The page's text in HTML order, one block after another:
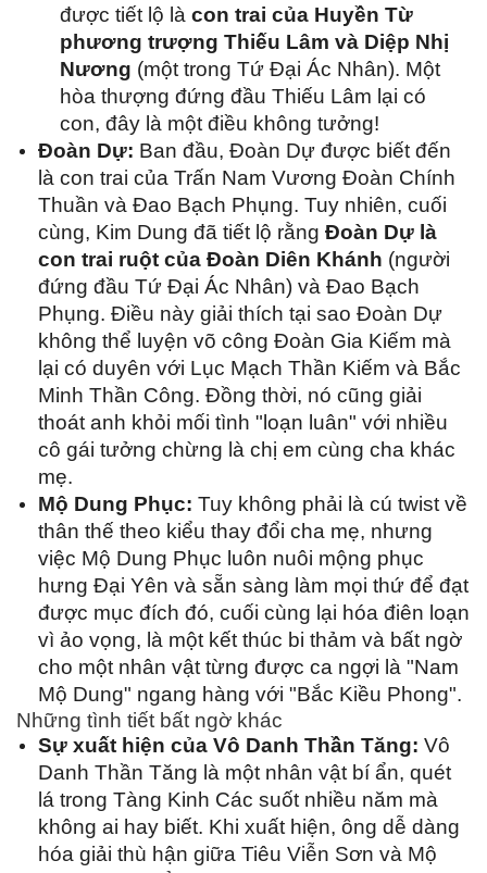
được tiết lộ là con trai của Huyền Từ
phương trượng Thiếu Lâm và Diệp Nhị
Nương (một trong Tứ Đại Ác Nhân). Một
hòa thượng đứng đầu Thiếu Lâm lại có
con, đây là một điều không tưởng!
Đoàn Dự: Ban đầu, Đoàn Dự được biết đến
là con trai của Trấn Nam Vương Đoàn Chính
Thuần và Đao Bạch Phụng. Tuy nhiên, cuối
cùng, Kim Dung đã tiết lộ rằng Đoàn Dự là
con trai ruột của Đoàn Diên Khánh (người
đứng đầu Tứ Đại Ác Nhân) và Đao Bạch
Phụng. Điều này giải thích tại sao Đoàn Dự
không thể luyện võ công Đoàn Gia Kiếm mà
lại có duyên với Lục Mạch Thần Kiếm và Bắc
Minh Thần Công. Đồng thời, nó cũng giải
thoát anh khỏi mối tình "loạn luân" với nhiều
cô gái tưởng chừng là chị em cùng cha khác
mẹ.
Mộ Dung Phục: Tuy không phải là cú twist về
thân thế theo kiểu thay đổi cha mẹ, nhưng
việc Mộ Dung Phục luôn nuôi mộng phục
hưng Đại Yên và sẵn sàng làm mọi thứ để đạt
được mục đích đó, cuối cùng lại hóa điên loạn
vì ảo vọng, là một kết thúc bi thảm và bất ngờ
cho một nhân vật từng được ca ngợi là "Nam
Mộ Dung" ngang hàng với "Bắc Kiều Phong".
Những tình tiết bất ngờ khác
Sự xuất hiện của Vô Danh Thần Tăng: Vô
Danh Thần Tăng là một nhân vật bí ẩn, quét
lá trong Tàng Kinh Các suốt nhiều năm mà
không ai hay biết. Khi xuất hiện, ông dễ dàng
hóa giải thù hận giữa Tiêu Viễn Sơn và Mộ